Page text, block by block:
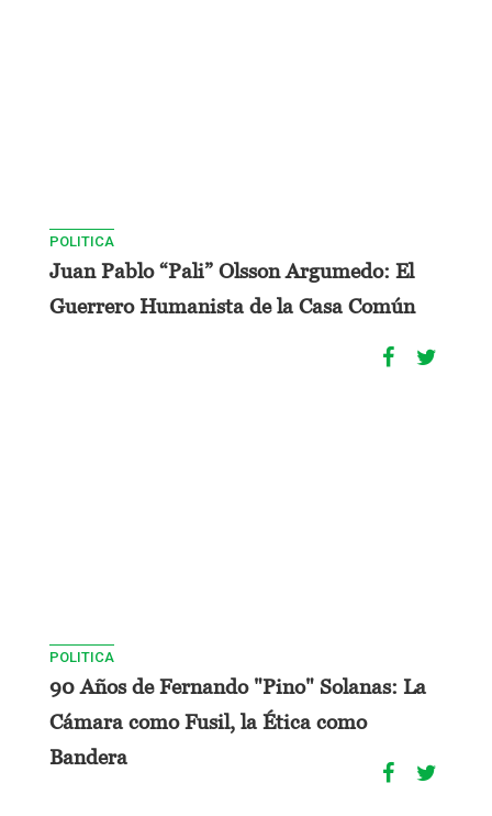
POLITICA
Juan Pablo “Pali” Olsson Argumedo: El
Guerrero Humanista de la Casa Común
POLITICA
90 Años de Fernando "Pino" Solanas: La
Cámara como Fusil, la Ética como
Bandera